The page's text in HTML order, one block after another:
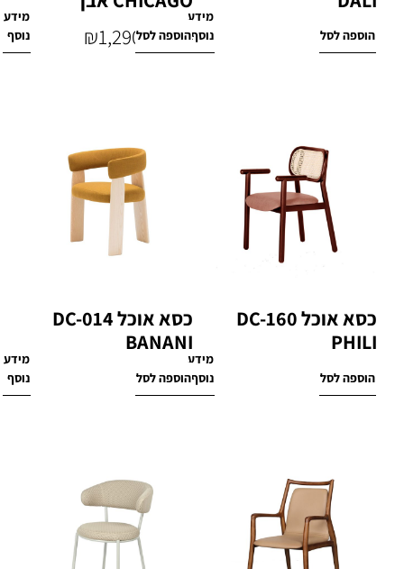
₪1,470
הוספה לסל
מידע
נוסף
₪1,770
₪1,290הוספה לסל
מידע
נוסף
כסא אוכל DC-160
PHILI
₪1,950
הוספה לסל
מידע
נוסף
כסא אוכל DC-014
BANANI
₪1,670
הוספה לסל
מידע
נוסף